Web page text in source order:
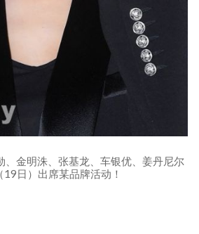
、金明洙、张基龙、车银优、姜丹尼尔
19日）出席某品牌活动！